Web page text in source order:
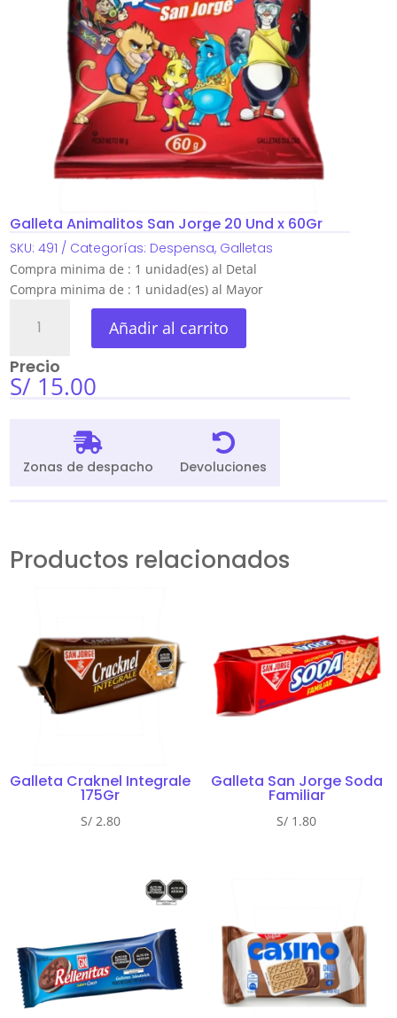
Galleta Animalitos San Jorge 20 Und x 60Gr
SKU: 491 Categorías: Despensa, Galletas
Compra minima de : 1 unidad(es) al Detal
Compra minima de : 1 unidad(es) al Mayor
Animalitos
Jorge
20
cantidad
Añadir al carrito
Precio
S/ 15.00

Zonas de despacho

Devoluciones
Productos relacionados
Galleta Craknel Integrale
175Gr
S/2.80
Galleta San Jorge Soda
Familiar
S/ 1.80